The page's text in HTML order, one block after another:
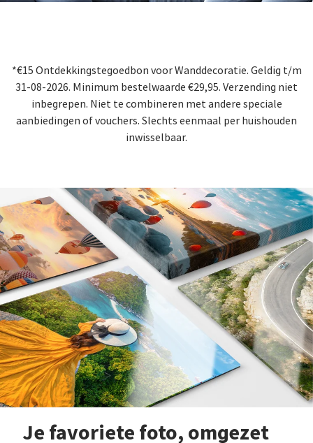
*€15 Ontdekkingstegoedbon voor Wanddecoratie. Geldig t/m
31-08-2026. Minimum bestelwaarde €29,95. Verzending niet
inbegrepen. Niet te combineren met andere speciale
aanbiedingen of vouchers. Slechts eenmaal per huishouden
inwisselbaar.
Je favoriete foto, omgezet